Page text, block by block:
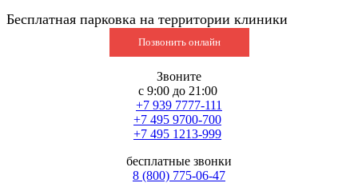
Бесплатная парковка на территории клиники
Позвонить онлайн
Звоните
с 9:00 до 21:00
+7 939 7777-111
+7 495 9700-700
+7 495 1213-999
бесплатные звонки
8 (800) 775-06-47